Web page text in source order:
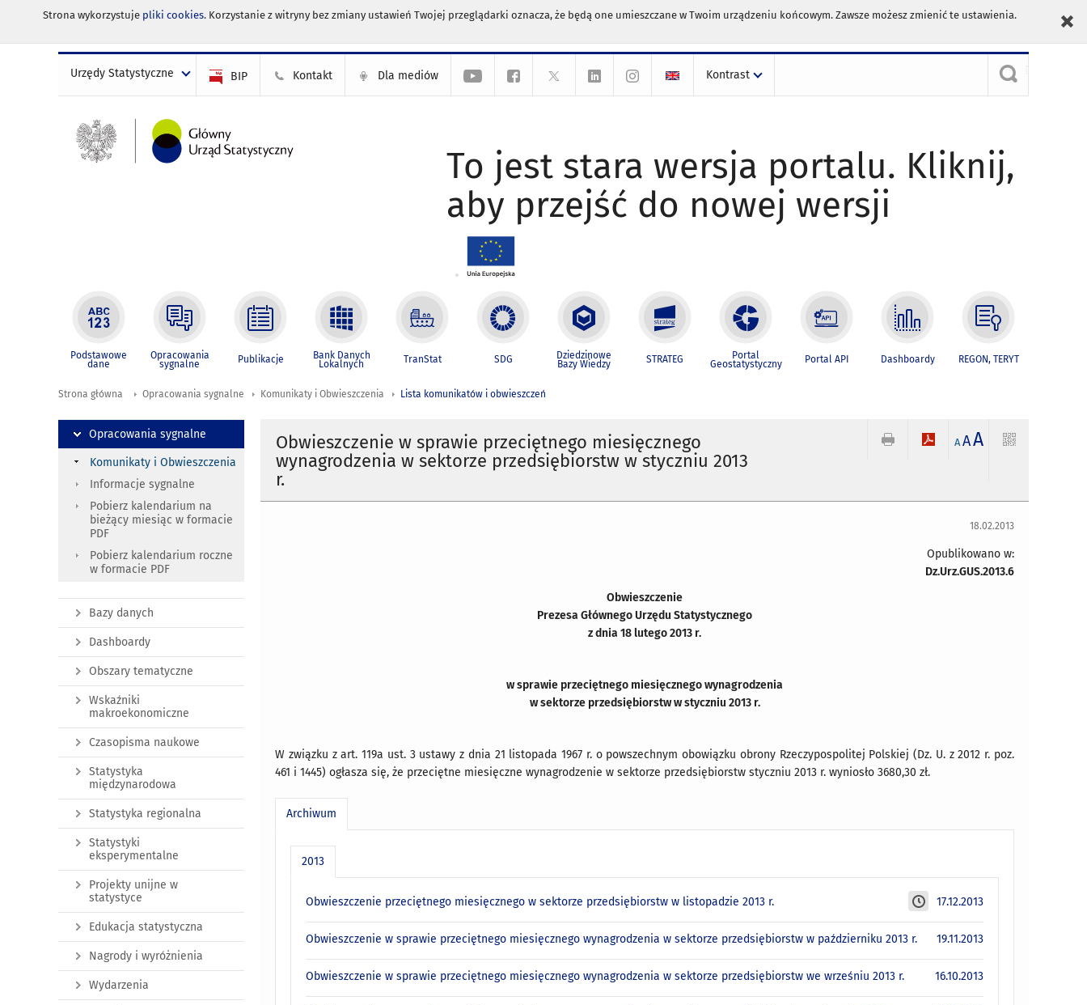
Strona wykorzystuje pliki cookies. Korzystanie z witryny bez zmiany ustawień Twojej przeglądarki oznacza, że będą one umieszczane w Twoim urządzeniu końcowym. Zawsze możesz zmienić te ustawienia.
Urzędy Statystyczne BIP Kontakt Dla mediów Kontrast
To jest stara wersja portalu. Kliknij,
aby przejść do nowej wersji
Podstawowe
dane
Opracowania
sygnalne Publikacje Bank Danych
Lokalnych TranStat SDG Dziedzinowe
Bazy Wiedzy STRATEG Portal
Geostatystyczny Portal API Dashboardy REGON, TERYT
Strona główna Opracowania sygnalne Komunikaty i Obwieszczenia Lista komunikatów i obwieszczeń
Obwieszczenie w sprawie przeciętnego miesięcznego
wynagrodzenia w sektorze przedsiębiorstw w styczniu 2013
r.
A AA
18.02.2013
Opublikowano w:
Dz.Urz.GUS.2013.6
Obwieszczenie
Prezesa Głównego Urzędu Statystycznego
z dnia 18 lutego 2013 r.
w sprawie przeciętnego miesięcznego wynagrodzenia
w sektorze przedsiębiorstw w styczniu 2013 r.
W związku z art. 119a ust. 3 ustawy z dnia 21 listopada 1967 r. o powszechnym obowiązku obrony Rzeczypospolitej Polskiej (Dz. U. z 2012 r. poz.
461 i 1445) ogłasza się, że przeciętne miesięczne wynagrodzenie w sektorze przedsiębiorstw styczniu 2013 r. wyniosło 3680,30 zł.
Archiwum
2013
17.12.2013
Obwieszczenie przeciętnego miesięcznego w sektorze przedsiębiorstw w listopadzie 2013 r.
19.11.2013
Obwieszczenie w sprawie przeciętnego miesięcznego wynagrodzenia w sektorze przedsiębiorstw w październiku 2013 r.
16.10.2013
Obwieszczenie w sprawie przeciętnego miesięcznego wynagrodzenia w sektorze przedsiębiorstw we wrześniu 2013 r.
Opracowania sygnalne
Komunikaty i Obwieszczenia
Informacje sygnalne
Pobierz kalendarium na
bieżący miesiąc w formacie
PDF
Pobierz kalendarium roczne
w formacie PDF
Bazy danych
Dashboardy
Obszary tematyczne
Wskaźniki
makroekonomiczne
Czasopisma naukowe
Statystyka
międzynarodowa
Statystyka regionalna
Statystyki
eksperymentalne
Projekty unijne w
statystyce
Edukacja statystyczna
Nagrody i wyróżnienia
Wydarzenia